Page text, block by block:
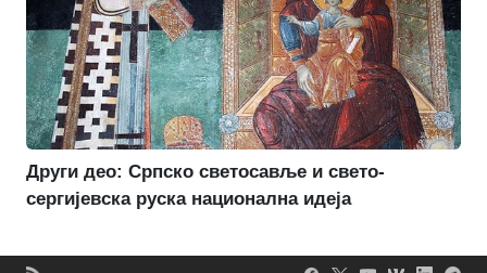
Други део: Српско светосавље и свето-
сергијевска руска национална идеја